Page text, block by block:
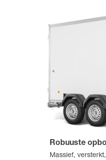
Robuuste
Massief,